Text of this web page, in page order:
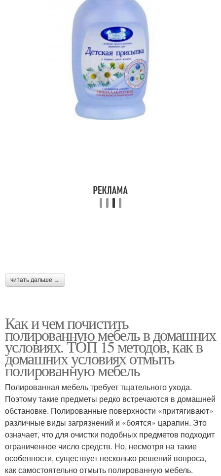
читать дальше →
Как и чем почистить
полированную мебель в домашних
условиях. ТОП 15 методов, как в
домашних условиях отмыть
полированную мебель
Полированная мебель требует тщательного ухода.
Поэтому такие предметы редко встречаются в домашней
обстановке. Полированные поверхности «притягивают»
различные виды загрязнений и «боятся» царапин. Это
означает, что для очистки подобных предметов подходит
ограниченное число средств. Но, несмотря на такие
особенности, существует несколько решений вопроса,
как самостоятельно отмыть полированную мебель.